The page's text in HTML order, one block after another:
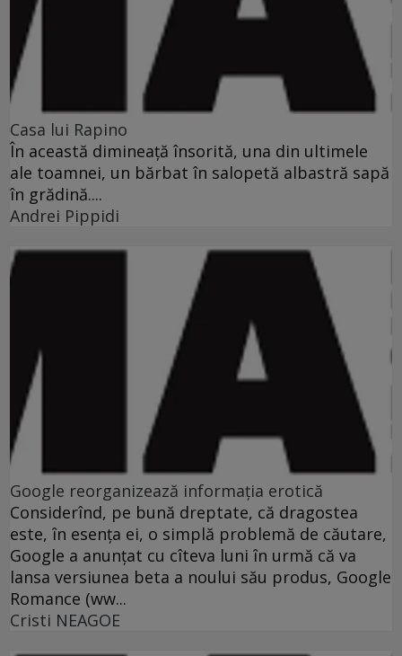
Casa lui Rapino
În această dimineaţă însorită, una din ultimele
ale toamnei, un bărbat în salopetă albastră sapă
în grădină....
Andrei Pippidi
Google reorganizează informaţia erotică
Considerînd, pe bună dreptate, că dragostea
este, în esenţa ei, o simplă problemă de căutare,
Google a anunţat cu cîteva luni în urmă că va
lansa versiunea beta a noului său produs, Google
Romance (ww...
Cristi NEAGOE